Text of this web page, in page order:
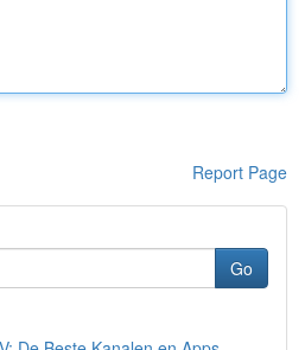
Report Page
Go